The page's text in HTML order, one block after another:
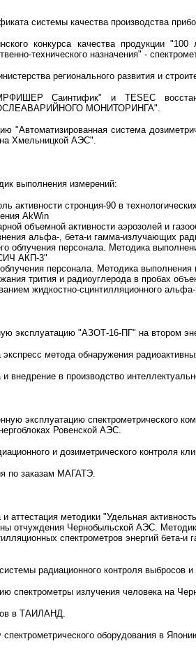
системы качества производства
конкурса качества продукции
технического назначения" -
регионального развития и
Саинтифик" и TESEC
МОНИТОРИНГА".
"Автоматизированная система
Хмельницкой АЭС".
выполнения измерений:
активности стронция-90 в
AkWin
объемной активности аэрозолей и
альфа-, бета-и гамма-излучающих
облучения персонала. Методика
АКП-3"
персонала. Методика
трития и радиоуглерода в пробах
жидкостно-сцинтилляционного
эксплуатацию "АЗОТ-16-ПГ" на втором
экспресс метода обнаружения
внедрение в производство
эксплуатацию спектрометрического
Ровенской АЭС.
и дозиметрического контроля
по заказам МАГАТЭ.
аттестация методики "Удельная
отчуждения Чернобыльской АЭС.
спектрометров энергий бета-
радиационного контроля выбросов
спектрометры излучения человека на
в ТАИЛАНД.
спектрометрического оборудования в